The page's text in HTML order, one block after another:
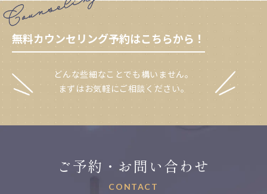
無料カウンセリング予約はこちらから！
どんな些細なことでも構いません。
まずはお気軽にご相談ください。
ご予約・お問い合わせ
CONTACT